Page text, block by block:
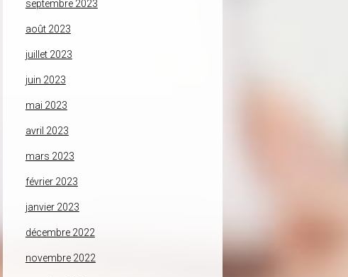
septembre 2023
août 2023
juillet 2023
juin 2023
mai 2023
avril 2023
mars 2023
février 2023
janvier 2023
décembre 2022
novembre 2022